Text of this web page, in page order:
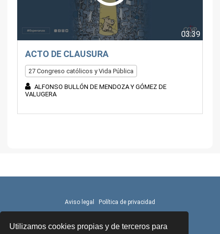
Utilizamos cookies propias y de terceros para
03:39
ACTO DE CLAUSURA
27 Congreso católicos y Vida Pública
ALFONSO BULLÓN DE MENDOZA Y GÓMEZ DE
VALUGERA
Aviso legal Política de privacidad